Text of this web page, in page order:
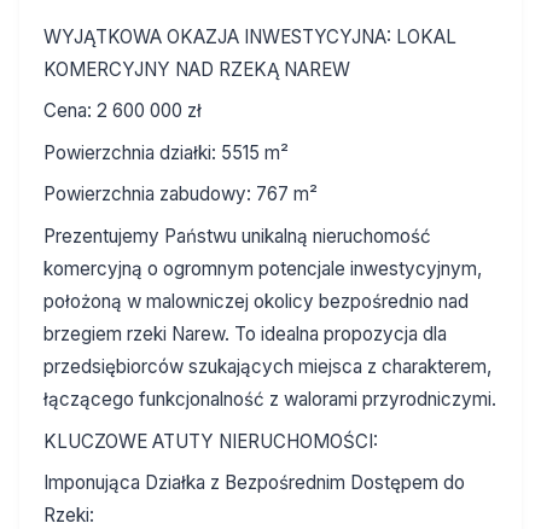
WYJĄTKOWA OKAZJA INWESTYCYJNA: LOKAL
KOMERCYJNY NAD RZEKĄ NAREW
Cena: 2 600 000 zł
Powierzchnia działki: 5515 m²
Powierzchnia zabudowy: 767 m²
Prezentujemy Państwu unikalną nieruchomość
komercyjną o ogromnym potencjale inwestycyjnym,
położoną w malowniczej okolicy bezpośrednio nad
brzegiem rzeki Narew. To idealna propozycja dla
przedsiębiorców szukających miejsca z charakterem,
łączącego funkcjonalność z walorami przyrodniczymi.
KLUCZOWE ATUTY NIERUCHOMOŚCI:
Imponująca Działka z Bezpośrednim Dostępem do
Rzeki: